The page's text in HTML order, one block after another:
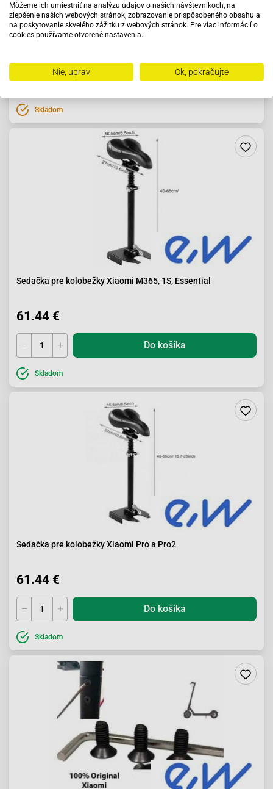
Rukoväte Progrip PG788 115mm 22/25mm trojfarebné
Vybrať variantu
Skladom
Sedačka pre kolobežky Xiaomi M365, 1S, Essential
61.44 €
Do košíka
Skladom
Sedačka pre kolobežky Xiaomi Pro a Pro2
61.44 €
Do košíka
Skladom
Môžeme ich umiestniť na analýzu údajov o našich návštevníkoch, na
zlepšenie našich webových stránok, zobrazovanie prispôsobeného obsahu a
na poskytovanie skvelého zážitku z webových stránok. Pre viac informácií o
cookies používame otvorené nastavenia.
Nie, uprav Ok, pokračujte